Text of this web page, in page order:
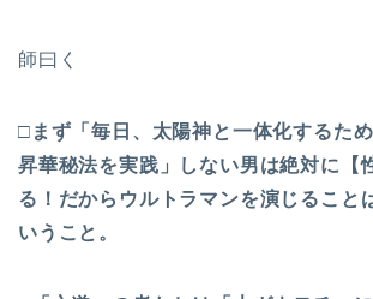
師曰く
□まず「毎日、太陽神と一体化するた
昇華秘法を実践」しない男は絶対に【
る！だからウルトラマンを演じること
いうこと。